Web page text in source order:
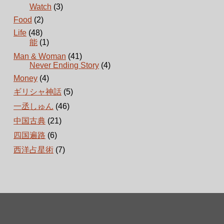
Watch (3)
Food (2)
Life (48)
能 (1)
Man & Woman (41)
Never Ending Story (4)
Money (4)
ギリシャ神話 (5)
一丞しゅん (46)
中国古典 (21)
四国遍路 (6)
西洋占星術 (7)